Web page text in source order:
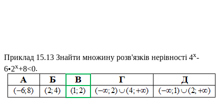
Приклад 15.13 Знайти множину розв'язків нерівності 4x-
6•2x+8<0.